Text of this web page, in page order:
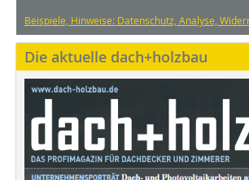
Beispiele, Hinweise: Datenschutz, Analyse,
Die aktuelle dach+holzbau